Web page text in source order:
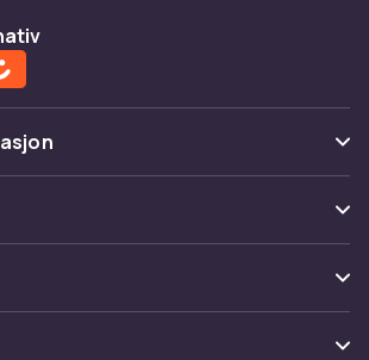
ytelse
en presis og jevn trimming, bør
barbermaskinen din har ekstra
lar deg variere
Lengdeinnstillingene varierer fra
så sørg for at akkurat din
her